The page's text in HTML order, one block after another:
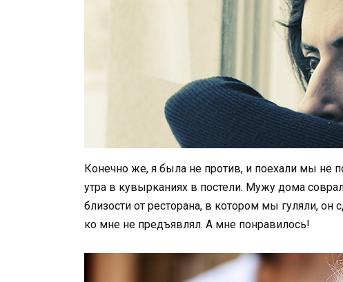
Конечно же, я была не против, и поехали мы не
утра в кувырканиях в постели. Мужу дома
близости от ресторана, в котором мы гуляли, он
ко мне не предъявлял. А мне понравилось!